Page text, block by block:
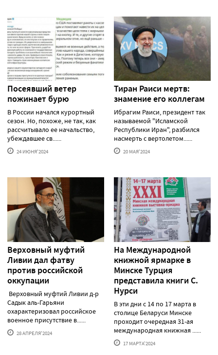
Посеявший ветер
пожинает бурю
В России начался курортный
сезон. Но, похоже, не так, как
рассчитывало ее начальство,
убеждавшее св......
24 ИЮНЯ'2024
Тиран Раиси мертв:
знамение его коллегам
Ибрагим Раиси, президент так
называемой "Исламской
Республики Иран", разбился
насмерть с вертолетом......
20 МАЯ'2024
Верховный муфтий
Ливии дал фатву
против российской
оккупации
Верховный муфтий Ливии д-р
Садык аль-Гарьяни
охарактеризовал российское
военное присутствие в......
28 АПРЕЛЯ'2024
На Международной
книжной ярмарке в
Минске Турция
представила книги С.
Нурси
В эти дни с 14 по 17 марта в
столице Беларуси Минске
проходит очередная 31-ая
международная книжная ......
17 МАРТА'2024